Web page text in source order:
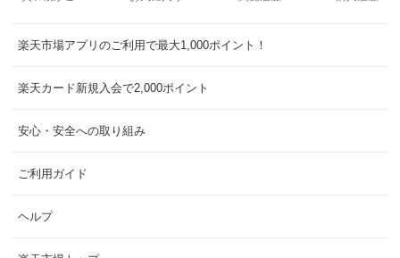
楽天市場アプリのご利用で最大1,000ポイント！
楽天カード新規入会で2,000ポイント
安心・安全への取り組み
ご利用ガイド
ヘルプ